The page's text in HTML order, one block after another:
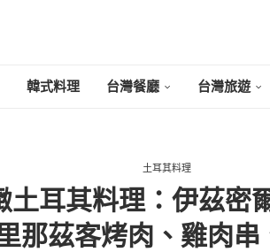
韓式料理 台灣餐廳 台灣旅遊
土耳其料理
土耳其料理：伊茲密
那茲客烤肉、雞肉